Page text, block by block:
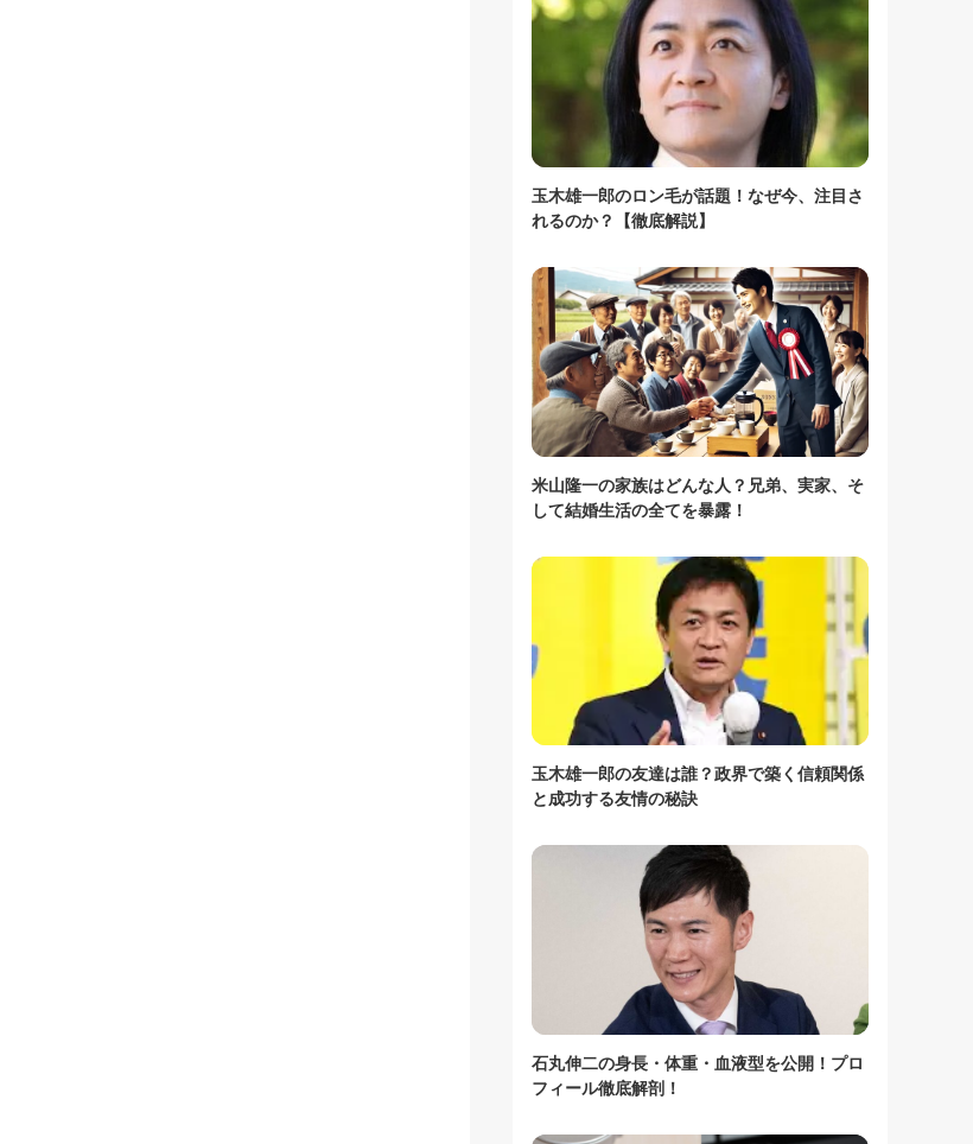
玉木雄一郎のロン毛が話題！なぜ今、注目さ
れるのか？【徹底解説】
米山隆一の家族はどんな人？兄弟、実家、そ
して結婚生活の全てを暴露！
玉木雄一郎の友達は誰？政界で築く信頼関係
と成功する友情の秘訣
石丸伸二の身長・体重・血液型を公開！プロ
フィール徹底解剖！